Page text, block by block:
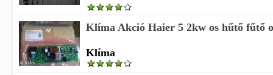
Klíma Akció Haier 5 2kw os hűtő fűtő
Klíma